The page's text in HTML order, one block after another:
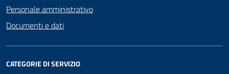
Personale amministrativo
Documenti e dati
CATEGORIE DI SERVIZIO